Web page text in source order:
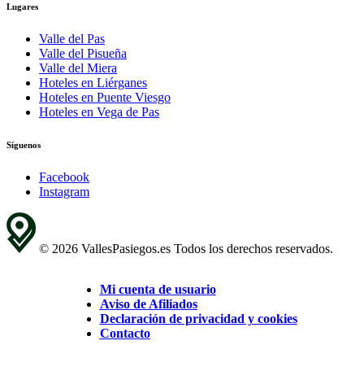
Lugares
Valle del Pas
Valle del Pisueña
Valle del Miera
Hoteles en Liérganes
Hoteles en Puente Viesgo
Hoteles en Vega de Pas
Síguenos
Facebook
Instagram
© 2026 VallesPasiegos.es Todos los derechos reservados.
Mi cuenta de usuario
Aviso de Afiliados
Declaración de privacidad y cookies
Contacto